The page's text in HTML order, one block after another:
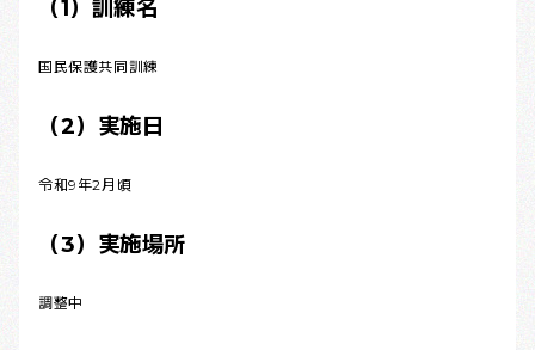
（1）訓練名
国民保護共同訓練
（2）実施日
令和9年2月頃
（3）実施場所
調整中